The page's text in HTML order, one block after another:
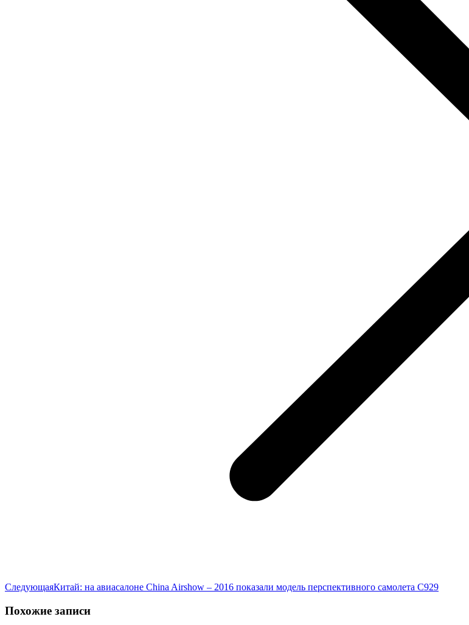
СледующаяСледующая
Китай: на авиасалоне China Airshow – 2016 показали модель перспективного самолета C929
Похожие записи